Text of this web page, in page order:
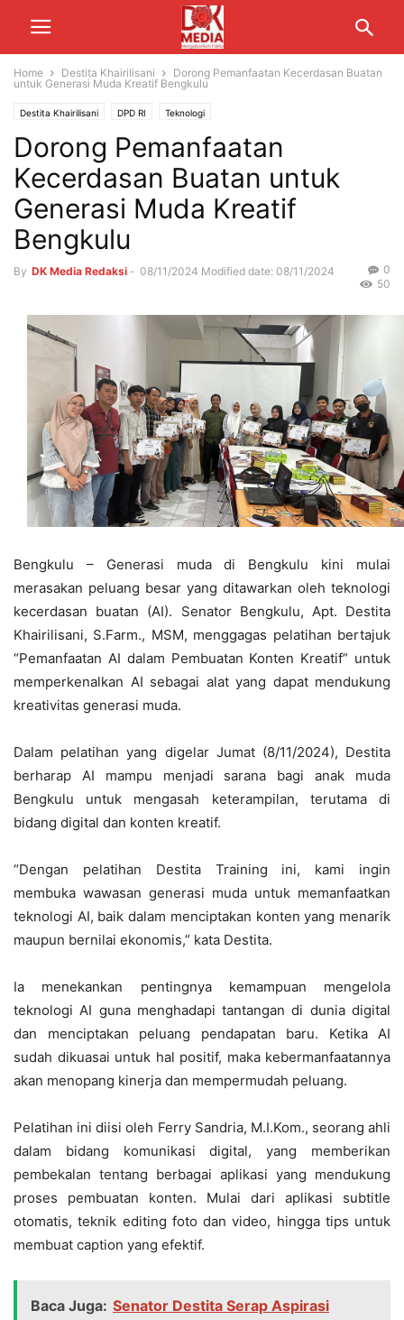
Home Destita Khairilisani
Dorong Pemanfaatan Kecerdasan Buatan
untuk Generasi Muda Kreatif Bengkulu
Destita Khairilisani DPD RI Teknologi
Dorong Pemanfaatan
Kecerdasan Buatan untuk
Generasi Muda Kreatif
Bengkulu
By DK Media Redaksi - 08/11/2024 Modified date: 08/11/2024
0
50
Bengkulu – Generasi muda di Bengkulu kini mulai
merasakan peluang besar yang ditawarkan oleh teknologi
kecerdasan buatan (AI). Senator Bengkulu, Apt. Destita
Khairilisani, S.Farm., MSM, menggagas pelatihan bertajuk
“Pemanfaatan AI dalam Pembuatan Konten Kreatif” untuk
memperkenalkan AI sebagai alat yang dapat mendukung
kreativitas generasi muda.
Dalam pelatihan yang digelar Jumat (8/11/2024), Destita
berharap AI mampu menjadi sarana bagi anak muda
Bengkulu untuk mengasah keterampilan, terutama di
bidang digital dan konten kreatif.
“Dengan pelatihan Destita Training ini, kami ingin
membuka wawasan generasi muda untuk memanfaatkan
teknologi AI, baik dalam menciptakan konten yang menarik
maupun bernilai ekonomis,” kata Destita.
Ia menekankan pentingnya kemampuan mengelola
teknologi AI guna menghadapi tantangan di dunia digital
dan menciptakan peluang pendapatan baru. Ketika AI
sudah dikuasai untuk hal positif, maka kebermanfaatannya
akan menopang kinerja dan mempermudah peluang.
Pelatihan ini diisi oleh Ferry Sandria, M.I.Kom., seorang ahli
dalam bidang komunikasi digital, yang memberikan
pembekalan tentang berbagai aplikasi yang mendukung
proses pembuatan konten. Mulai dari aplikasi subtitle
otomatis, teknik editing foto dan video, hingga tips untuk
membuat caption yang efektif.
Baca Juga: Senator Destita Serap Aspirasi